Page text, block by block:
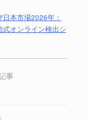
本市場2026年：
オンライン検出シ
事